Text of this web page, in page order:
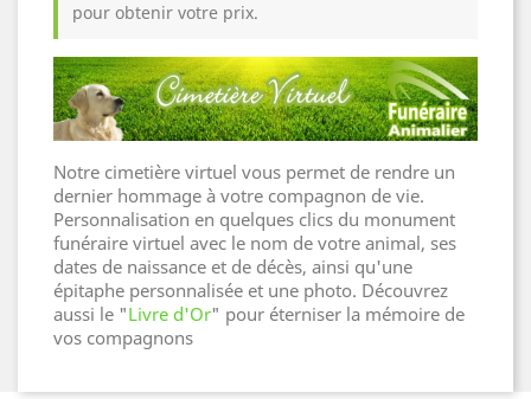
pour obtenir votre prix.
Notre cimetière virtuel vous permet de rendre un
dernier hommage à votre compagnon de vie.
Personnalisation en quelques clics du monument
funéraire virtuel avec le nom de votre animal, ses
dates de naissance et de décès, ainsi qu'une
épitaphe personnalisée et une photo. Découvrez
aussi le "Livre d'Or" pour éterniser la mémoire de
vos compagnons